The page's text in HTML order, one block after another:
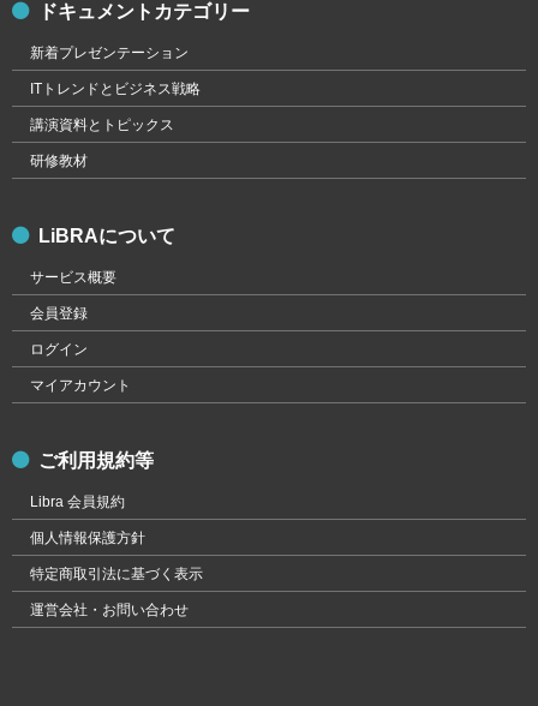
ドキュメントカテゴリー
新着プレゼンテーション
ITトレンドとビジネス戦略
講演資料とトピックス
研修教材
LiBRAについて
サービス概要
会員登録
ログイン
マイアカウント
ご利用規約等
Libra 会員規約
個人情報保護方針
特定商取引法に基づく表示
運営会社・お問い合わせ